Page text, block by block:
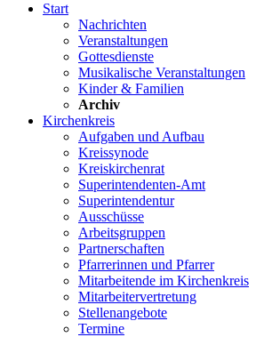
Start
Nachrichten
Veranstaltungen
Gottesdienste
Musikalische Veranstaltungen
Kinder & Familien
Archiv
Kirchenkreis
Aufgaben und Aufbau
Kreissynode
Kreiskirchenrat
Superintendenten-Amt
Superintendentur
Ausschüsse
Arbeitsgruppen
Partnerschaften
Pfarrerinnen und Pfarrer
Mitarbeitende im Kirchenkreis
Mitarbeitervertretung
Stellenangebote
Termine